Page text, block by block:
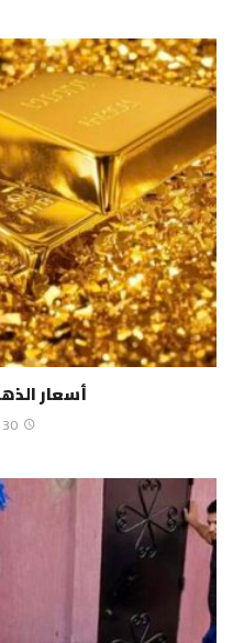
أسعار
30 ماي، 2026